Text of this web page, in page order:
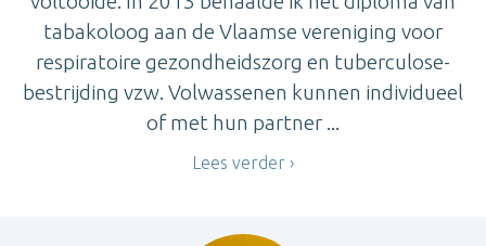
tabakoloog aan de Vlaamse vereniging voor
respiratoire gezondheidszorg en tuberculose-
bestrijding vzw. Volwassenen kunnen individueel
of met hun partner ...
Lees verder